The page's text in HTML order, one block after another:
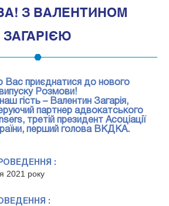
З ВАЛЕНТИНОМ
ЗАГАРІЄЮ
приєднатися до нового
випуску Розмови!
гість – Валентин Загарія,
партнер адвокатського
третій президент Асоціації
перший голова ВКДКА.
:
2021 року
: